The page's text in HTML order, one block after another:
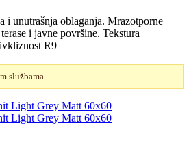
i unutrašnja oblaganja. Mrazotporne
i javne površine. Tekstura
R9
službama